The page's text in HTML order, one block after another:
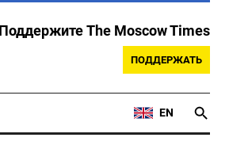
Поддержите The Moscow Times
ПОДДЕРЖАТЬ
EN